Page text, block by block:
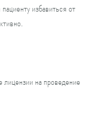
избавиться от
на проведение